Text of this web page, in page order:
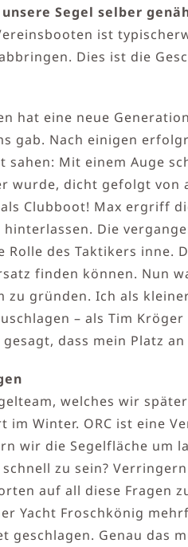
Segel selber
ist
Dies ist die
hat eine neue
gab. Nach einigen
sahen: Mit einem Auge
wurde, dicht gefolgt von
Clubboot! Max ergriff
hinterlassen. Die
Rolle des Taktikers inne.
finden können. Nun
zu gründen. Ich als
– als Tim
dass mein Platz
welches wir
im Winter. ORC ist eine
wir die Segelfläche um
zu sein?
auf all diese
Yacht Froschkönig
geschlagen. Genau das